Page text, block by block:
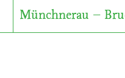
Münchnerau –